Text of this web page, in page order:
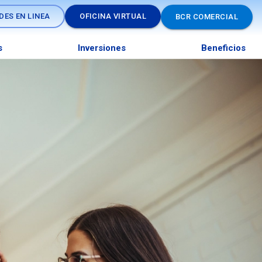
Inversiones Beneficios
EN LINEA OFICINA VIRTUAL BCR COMERCIAL